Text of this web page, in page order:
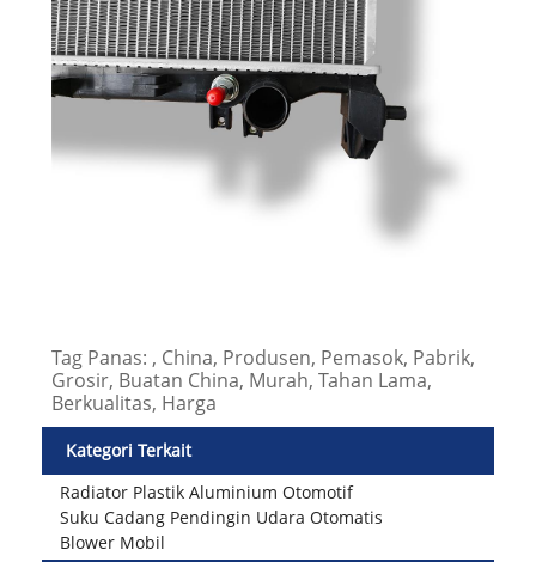
Tag Panas: , China, Produsen, Pemasok, Pabrik,
Grosir, Buatan China, Murah, Tahan Lama,
Berkualitas, Harga
Kategori Terkait
Radiator Plastik Aluminium Otomotif
Suku Cadang Pendingin Udara Otomatis
Blower Mobil